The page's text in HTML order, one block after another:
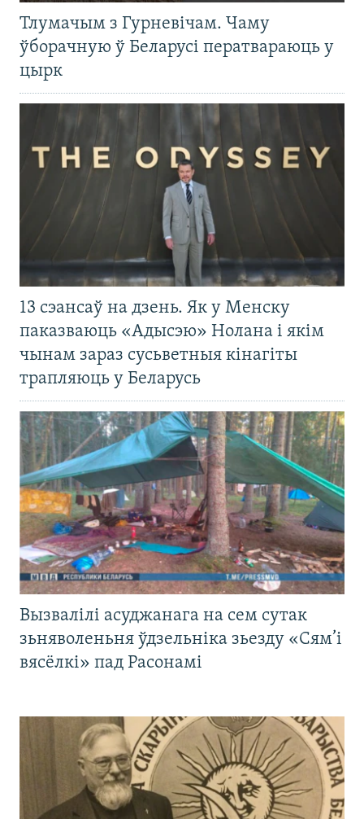
Тлумачым з Гурневічам. Чаму
ўборачную ў Беларусі ператвараюць у
цырк
13 сэансаў на дзень. Як у Менску
паказваюць «Адысэю» Нолана і якім
чынам зараз сусьветныя кінагіты
трапляюць у Беларусь
Вызвалілі асуджанага на сем сутак
зьняволеньня ўдзельніка зьезду «Сям’і
вясёлкі» пад Расонамі